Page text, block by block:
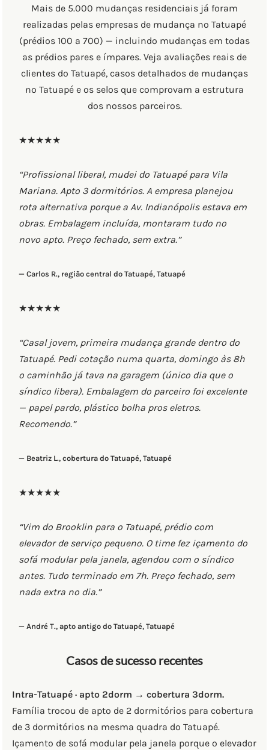
Mais de 5.000 mudanças residenciais já foram
realizadas pelas empresas de mudança no Tatuapé
(prédios 100 a 700) — incluindo mudanças em todas
as prédios pares e ímpares. Veja avaliações reais de
clientes do Tatuapé, casos detalhados de mudanças
no Tatuapé e os selos que comprovam a estrutura
dos nossos parceiros.
★★★★★
“Profissional liberal, mudei do Tatuapé para Vila
Mariana. Apto 3 dormitórios. A empresa planejou
rota alternativa porque a Av. Indianópolis estava em
obras. Embalagem incluída, montaram tudo no
novo apto. Preço fechado, sem extra.”
— Carlos R., região central do Tatuapé, Tatuapé
★★★★★
“Casal jovem, primeira mudança grande dentro do
Tatuapé. Pedi cotação numa quarta, domingo às 8h
o caminhão já tava na garagem (único dia que o
síndico libera). Embalagem do parceiro foi excelente
— papel pardo, plástico bolha pros eletros.
Recomendo.”
— Beatriz L., cobertura do Tatuapé, Tatuapé
★★★★★
“Vim do Brooklin para o Tatuapé, prédio com
elevador de serviço pequeno. O time fez içamento do
sofá modular pela janela, agendou com o síndico
antes. Tudo terminado em 7h. Preço fechado, sem
nada extra no dia.”
— André T., apto antigo do Tatuapé, Tatuapé
Casos de sucesso recentes
Intra-Tatuapé · apto 2dorm → cobertura 3dorm.
Família trocou de apto de 2 dormitórios para cobertura
de 3 dormitórios na mesma quadra do Tatuapé.
Içamento de sofá modular pela janela porque o elevador